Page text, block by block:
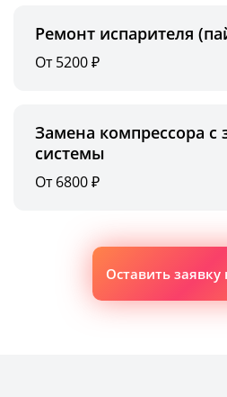
Ремонт испарителя
От 5200 ₽
Замена компрессора с
системы
От 6800 ₽
Оставить